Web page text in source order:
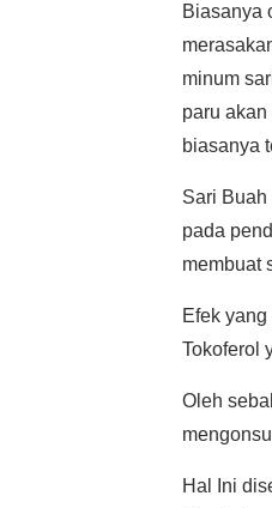
Biasanya
minum
paru
biasanya
Sari Buah
pada
membuat
Efek
Tokoferol
Oleh
Hal Ini